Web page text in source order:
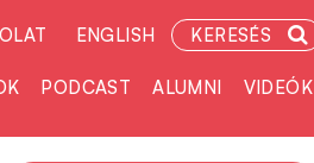
ENGLISH KERESÉS
PODCAST ALUMNI VIDEÓK